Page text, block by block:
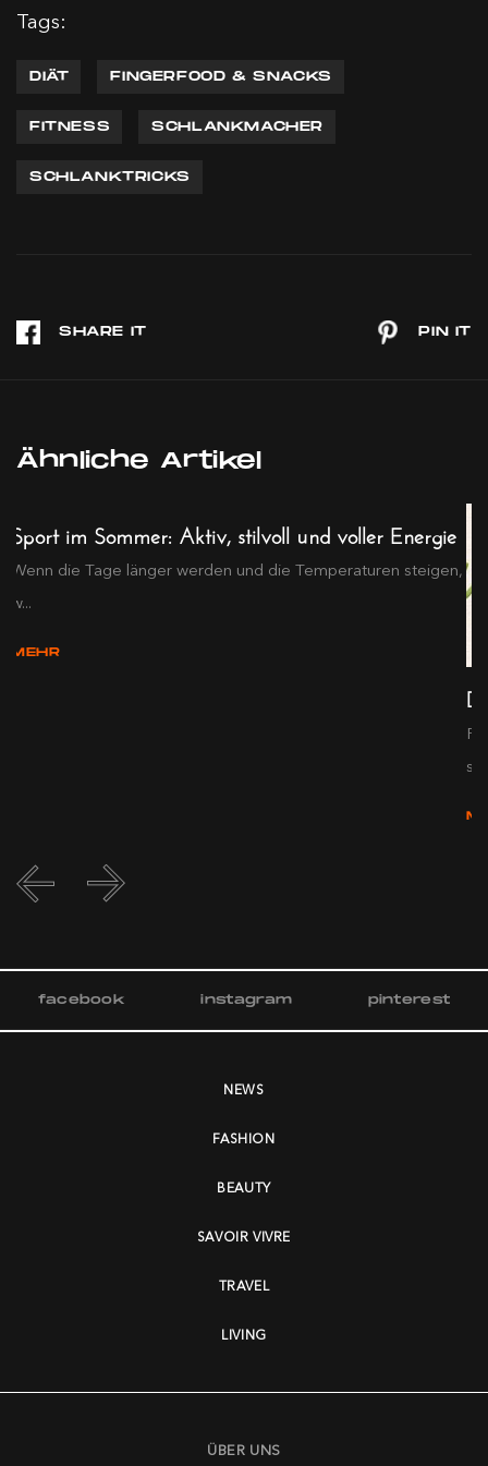
Tags:
DIÄT FINGERFOOD & SNACKS
FITNESS SCHLANKMACHER
SCHLANKTRICKS
Ähnliche Artikel
Sport im Sommer: Aktiv, stilvoll und voller Energie
Wenn die Tage länger werden und die Temperaturen steigen,
w...
MEHR
s...
facebook instagram pinterest
NEWS
FASHION
BEAUTY
SAVOIR VIVRE
TRAVEL
LIVING
ÜBER UNS